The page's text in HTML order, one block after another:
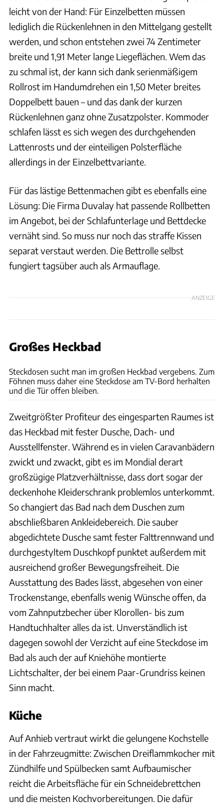
leicht von der Hand: Für Einzelbetten müssen
lediglich die Rückenlehnen in den Mittelgang gestellt
werden, und schon entstehen zwei 74 Zentimeter
breite und 1,91 Meter lange Liegeflächen. Wem das
zu schmal ist, der kann sich dank serienmäßigem
Rollrost im Handumdrehen ein 1,50 Meter breites
Doppelbett bauen – und das dank der kurzen
Rückenlehnen ganz ohne Zusatzpolster. Kommoder
schlafen lässt es sich wegen des durchgehenden
Lattenrosts und der einteiligen Polsterfläche
allerdings in der Einzelbettvariante.
Für das lästige Bettenmachen gibt es ebenfalls eine
Lösung: Die Firma Duvalay hat passende Rollbetten
im Angebot, bei der Schlafunterlage und Bettdecke
vernäht sind. So muss nur noch das straffe Kissen
separat verstaut werden. Die Bettrolle selbst
fungiert tagsüber auch als Armauflage.
ANZEIGE
Großes Heckbad
Steckdosen sucht man im großen Heckbad vergebens. Zum
Föhnen muss daher eine Steckdose am TV-Bord herhalten
und die Tür offen bleiben.
Zweitgrößter Profiteur des eingesparten Raumes ist
das Heckbad mit fester Dusche, Dach- und
Ausstellfenster. Während es in vielen Caravanbädern
zwickt und zwackt, gibt es im Mondial derart
großzügige Platzverhältnisse, dass dort sogar der
deckenhohe Kleiderschrank problemlos unterkommt.
So changiert das Bad nach dem Duschen zum
abschließbaren Ankleidebereich. Die sauber
abgedichtete Dusche samt fester Falttrennwand und
durchgestyltem Duschkopf punktet außerdem mit
ausreichend großer Bewegungsfreiheit. Die
Ausstattung des Bades lässt, abgesehen von einer
Trockenstange, ebenfalls wenig Wünsche offen, da
vom Zahnputzbecher über Klorollen- bis zum
Handtuchhalter alles da ist. Unverständlich ist
dagegen sowohl der Verzicht auf eine Steckdose im
Bad als auch der auf Kniehöhe montierte
Lichtschalter, der bei einem Paar-Grundriss keinen
Sinn macht.
Küche
Auf Anhieb vertraut wirkt die gelungene Kochstelle
in der Fahrzeugmitte: Zwischen Dreiflammkocher mit
Zündhilfe und Spülbecken samt Aufbaumischer
reicht die Arbeitsfläche für ein Schneidebrettchen
und die meisten Kochvorbereitungen. Die dafür